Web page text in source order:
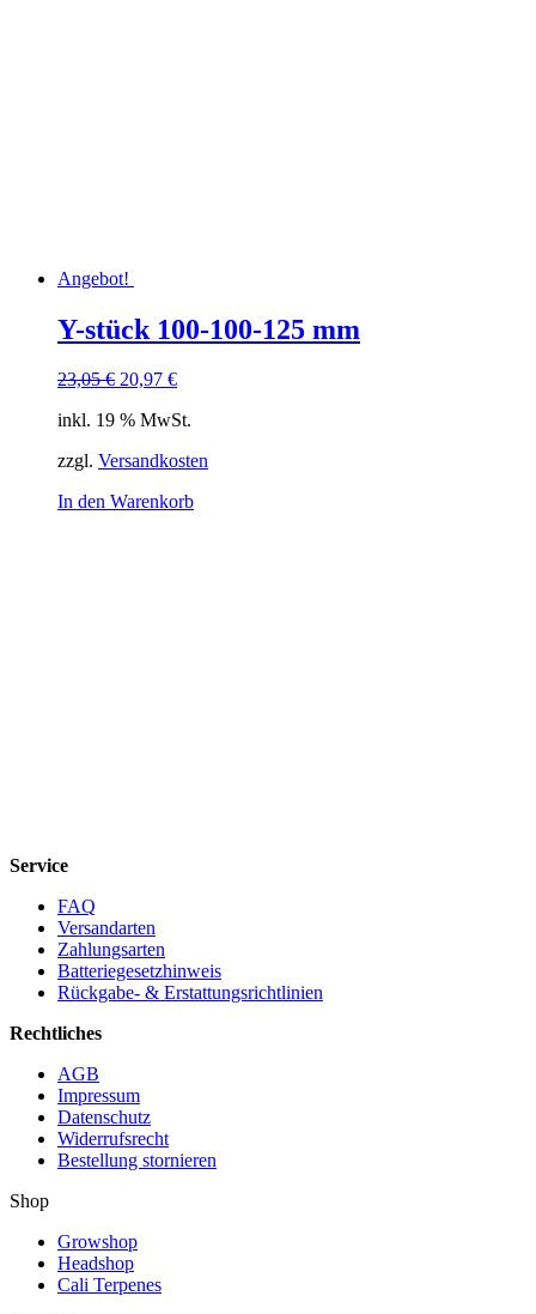
Angebot!
Y-stück 100-100-125 mm
23,05€ Ursprünglicher
war:
20,97 €Aktueller
ist:
inkl. 19 % MwSt.
zzgl. Versandkosten
In den Warenkorb
Service
FAQ
Versandarten
Zahlungsarten
Batteriegesetzhinweis
Rückgabe- & Erstattungsrichtlinien
Rechtliches
AGB
Impressum
Datenschutz
Widerrufsrecht
Bestellung stornieren
Shop
Growshop
Headshop
Cali Terpenes